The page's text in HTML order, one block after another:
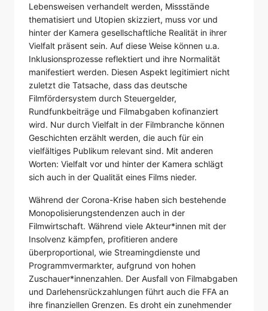
Lebensweisen verhandelt werden, Missstände
thematisiert und Utopien skizziert, muss vor und
hinter der Kamera gesellschaftliche Realität in ihrer
Vielfalt präsent sein. Auf diese Weise können u.a.
Inklusionsprozesse reflektiert und ihre Normalität
manifestiert werden. Diesen Aspekt legitimiert nicht
zuletzt die Tatsache, dass das deutsche
Filmfördersystem durch Steuergelder,
Rundfunkbeiträge und Filmabgaben kofinanziert
wird. Nur durch Vielfalt in der Filmbranche können
Geschichten erzählt werden, die auch für ein
vielfältiges Publikum relevant sind. Mit anderen
Worten: Vielfalt vor und hinter der Kamera schlägt
sich auch in der Qualität eines Films nieder.
Während der Corona-Krise haben sich bestehende
Monopolisierungstendenzen auch in der
Filmwirtschaft. Während viele Akteur*innen mit der
Insolvenz kämpfen, profitieren andere
überproportional, wie Streamingdienste und
Programmvermarkter, aufgrund von hohen
Zuschauer*innenzahlen. Der Ausfall von Filmabgaben
und Darlehensrückzahlungen führt auch die FFA an
ihre finanziellen Grenzen. Es droht ein zunehmender